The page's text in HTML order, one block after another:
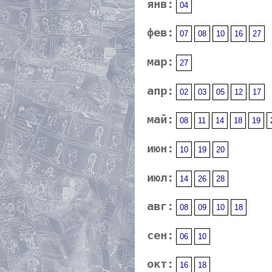
янв: 04
фев: 07 08 10 16 27
мар: 27
апр: 02 03 05 12 17
май: 08 11 14 18 19
июн: 10 19 20
июл: 14 26 28
авг: 08 09 10 18
сен: 06 10
окт: 16 18